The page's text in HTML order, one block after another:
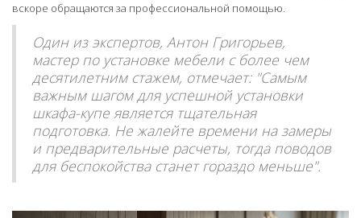
вскоре обращаются за профессиональной помощью.
Один из экспертов, Антон Григорьев,
мастер по установке мебели с более чем
десятилетним стажем, отмечает: "Самым
важным шагом для успешной установки
шкафа-купе является тщательная
подготовка. Не жалейте времени на замеры
и предварительные расчеты, тогда поводов
для беспокойства станет гораздо меньше".